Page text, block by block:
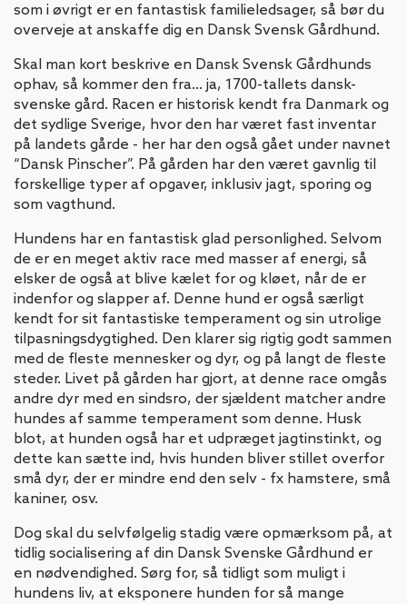
som i øvrigt er en fantastisk familieledsager, så bør du
overveje at anskaffe dig en Dansk Svensk Gårdhund.
Skal man kort beskrive en Dansk Svensk Gårdhunds
ophav, så kommer den fra... ja, 1700-tallets dansk-
svenske gård. Racen er historisk kendt fra Danmark og
det sydlige Sverige, hvor den har været fast inventar
på landets gårde - her har den også gået under navnet
“Dansk Pinscher”. På gården har den været gavnlig til
forskellige typer af opgaver, inklusiv jagt, sporing og
som vagthund.
Hundens har en fantastisk glad personlighed. Selvom
de er en meget aktiv race med masser af energi, så
elsker de også at blive kælet for og kløet, når de er
indenfor og slapper af. Denne hund er også særligt
kendt for sit fantastiske temperament og sin utrolige
tilpasningsdygtighed. Den klarer sig rigtig godt sammen
med de fleste mennesker og dyr, og på langt de fleste
steder. Livet på gården har gjort, at denne race omgås
andre dyr med en sindsro, der sjældent matcher andre
hundes af samme temperament som denne. Husk
blot, at hunden også har et udpræget jagtinstinkt, og
dette kan sætte ind, hvis hunden bliver stillet overfor
små dyr, der er mindre end den selv - fx hamstere, små
kaniner, osv.
Dog skal du selvfølgelig stadig være opmærksom på, at
tidlig socialisering af din Dansk Svenske Gårdhund er
en nødvendighed. Sørg for, så tidligt som muligt i
hundens liv, at eksponere hunden for så mange